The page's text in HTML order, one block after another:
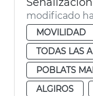
modificado
MOVILIDAD
TODAS LAS
POBLATS
ALGIROS